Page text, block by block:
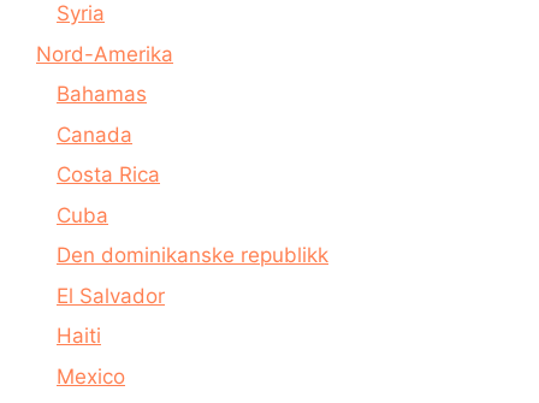
Syria
Nord-Amerika
Bahamas
Canada
Costa Rica
Cuba
Den dominikanske republikk
El Salvador
Haiti
Mexico